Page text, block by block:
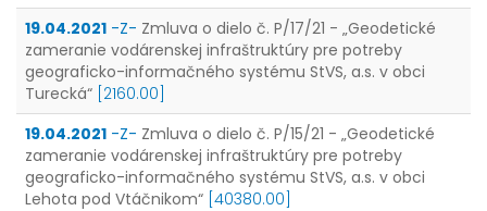
19.04.2021 -Z- Zmluva o dielo č. P/17/21 - „Geodetické
zameranie vodárenskej infraštruktúry pre potreby
geograficko-informačného systému StVS, a.s. v obci
Turecká“ [2160.00]
19.04.2021 -Z- Zmluva o dielo č. P/15/21 - „Geodetické
zameranie vodárenskej infraštruktúry pre potreby
geograficko-informačného systému StVS, a.s. v obci
Lehota pod Vtáčnikom“ [40380.00]